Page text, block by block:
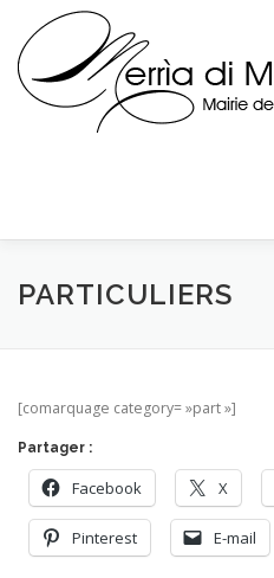
content
PARTICULIERS
[comarquage category= »part »]
Partager :
Facebook X
Pinterest E-mail